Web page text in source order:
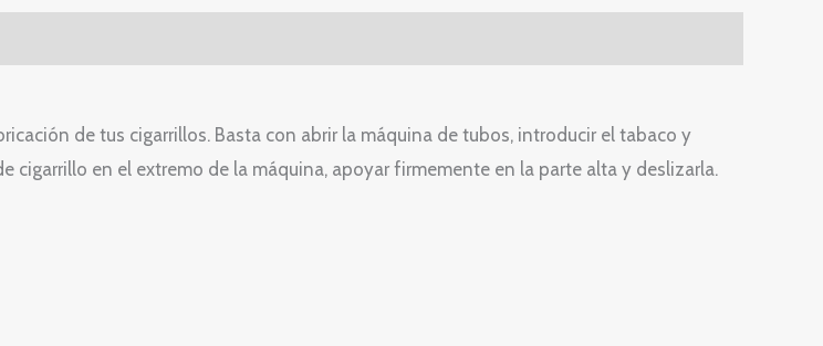
de tus cigarrillos. Basta con abrir la máquina de tubos, introducir el tabaco y
en el extremo de la máquina, apoyar firmemente en la parte alta y deslizarla.